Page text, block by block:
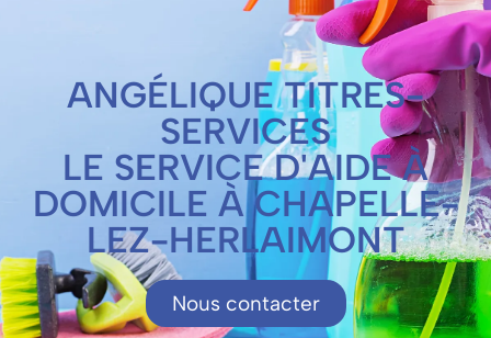
ANGÉLIQUE TITRES-
SERVICES
LE SERVICE D'AIDE À
DOMICILE À CHAPELLE-
LEZ-HERLAIMONT
Nous contacter